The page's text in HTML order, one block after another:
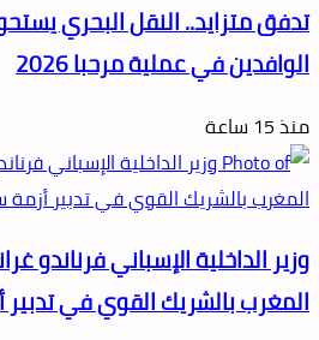
تدفق متزايد.. النقل البحري
الوافدين في عملية مرحبا 2026
منذ 15 ساعة
وزير الداخلية الإسباني فرناندو
المغرب بالشريك القوي في